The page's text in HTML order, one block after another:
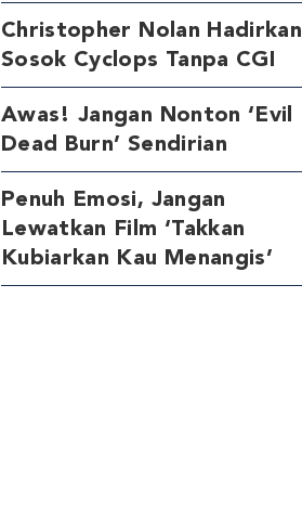
Christopher Nolan Hadirkan
Sosok Cyclops Tanpa CGI
Awas! Jangan Nonton ‘Evil
Dead Burn’ Sendirian
Penuh Emosi, Jangan
Lewatkan Film ‘Takkan
Kubiarkan Kau Menangis’